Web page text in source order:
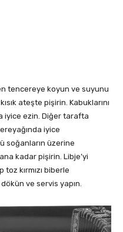
tencereye koyun ve suyunu
ateşte pişirin. Kabuklarını
iyice ezin. Diğer tarafta
iyice
soğanların üzerine
kadar pişirin. Libje’yi
toz kırmızı biberle
ve servis yapın.